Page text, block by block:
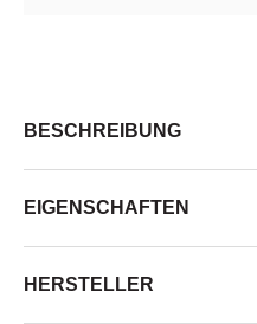
BESCHREIBUNG
EIGENSCHAFTEN
HERSTELLER